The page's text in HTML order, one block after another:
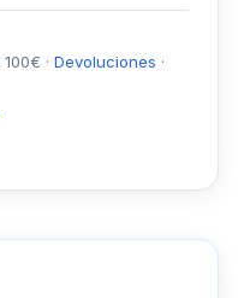
100€ · Devoluciones ·